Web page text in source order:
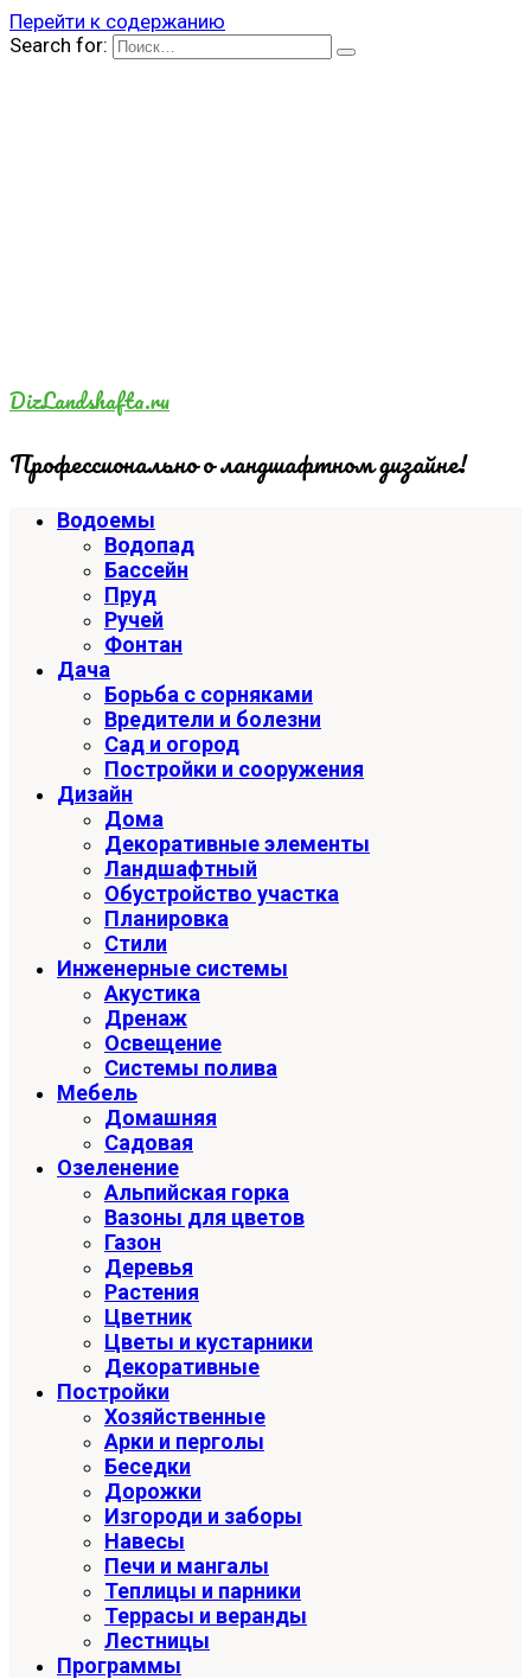
Перейти к содержанию
Search for:
DizLandshafta.ru
Профессионально о ландшафтном дизайне!
Водоемы
Водопад
Бассейн
Пруд
Ручей
Фонтан
Дача
Борьба с сорняками
Вредители и болезни
Сад и огород
Постройки и сооружения
Дизайн
Дома
Декоративные элементы
Ландшафтный
Обустройство участка
Планировка
Стили
Инженерные системы
Акустика
Дренаж
Освещение
Системы полива
Мебель
Домашняя
Садовая
Озеленение
Альпийская горка
Вазоны для цветов
Газон
Деревья
Растения
Цветник
Цветы и кустарники
Декоративные
Постройки
Хозяйственные
Арки и перголы
Беседки
Дорожки
Изгороди и заборы
Навесы
Печи и мангалы
Теплицы и парники
Террасы и веранды
Лестницы
Программы